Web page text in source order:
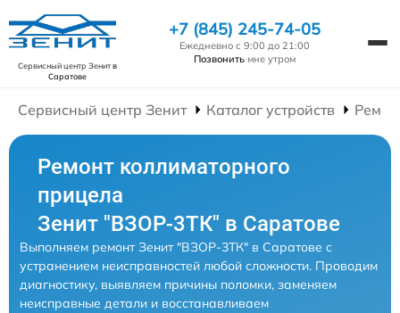
Сервисный центр Зенитв
Саратове
+7 (845) 245-74-05
Ежедневно с 9:00 до 21:00
Позвонить мне утром
Сервисный центр Зенит Каталог устройств
Ремонт коллиматорного
прицела
Зенит "ВЗОР-3ТК" в Саратове
Выполняем ремонт Зенит "ВЗОР-3ТК" в Саратове с
устранением неисправностей любой сложности. Проводим
диагностику, выявляем причины поломки, заменяем
неисправные детали и восстанавливаем